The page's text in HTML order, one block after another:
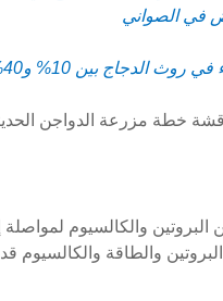
خطة مزرعة الدواجن
والكالسيوم
والطاقة